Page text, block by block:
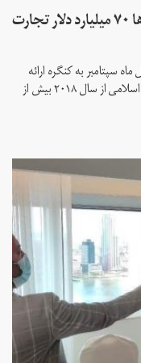
گزارش دولت آمریکا به کنگره: تحریم‌ها ۷۰ میلیارد دلار تجارت
سپتامبر به کنگره ارائه
شد، تحریم‌های دولت دونالد ترامپ علیه جمهوری اسلامی از سال ۲۰۱۸ بیش از